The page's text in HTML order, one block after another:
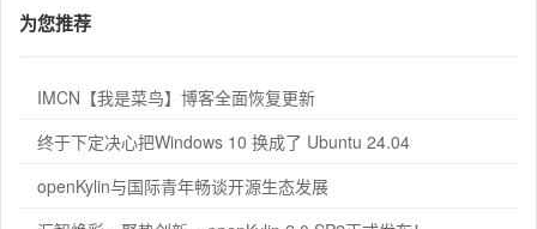
为您推荐
IMCN【我是菜鸟】博客全面恢复更新
终于下定决心把Windows 10 换成了 Ubuntu 24.04
openKylin与国际青年畅谈开源生态发展